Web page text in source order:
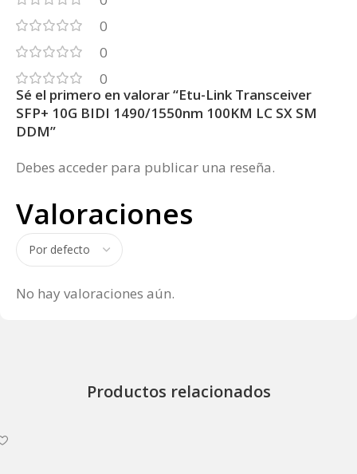
0
0
0
Valoraciones
No hay valoraciones aún.
Sé el primero en valorar “Etu-Link Transceiver
SFP+ 10G BIDI 1490/1550nm 100KM LC SX SM
DDM”
Debes acceder para publicar una reseña.
Productos relacionados